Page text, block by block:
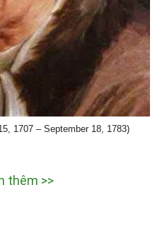
1707 – September 18, 1783)
thêm >>